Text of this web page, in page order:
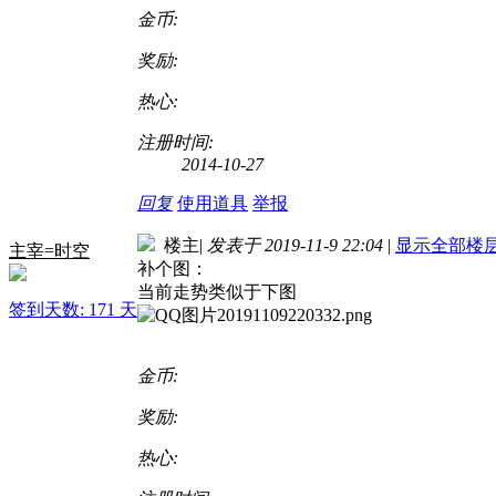
金币:
奖励:
热心:
注册时间:
2014-10-27
回复 使用道具 举报
主宰=时空
签到天数: 171 天
楼主| 发表于 2019-11-9 22:04 | 显示全部楼
补个图：
当前走势类似于下图
金币:
奖励:
热心: